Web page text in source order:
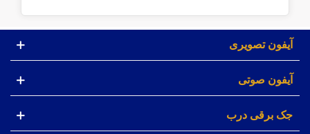
آیفون تصویری
آیفون صوتی
جک برقی درب